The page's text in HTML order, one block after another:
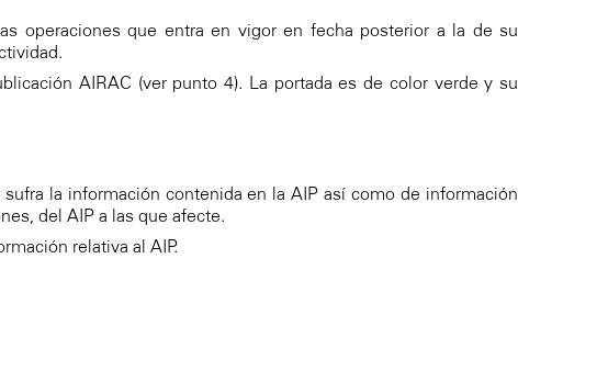
operaciones que entra en vigor en fecha posterior a la de su
AIRAC (ver punto 4). La portada es de color verde y su
la información contenida en la AIP así como de información
del AIP a las que afecte.
relativa al AIP.